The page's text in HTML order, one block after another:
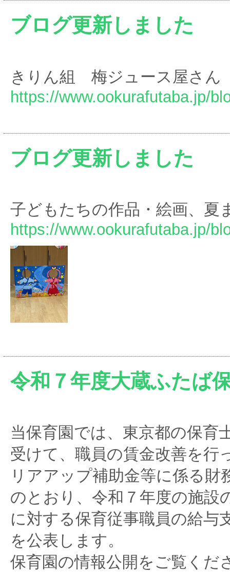
ブログ更新しました
きりん組 梅ジュース屋さん
https://www.ookurafutaba.jp/
ブログ更新しました
子どもたちの作品・絵画、夏
https://www.ookurafutaba.jp/
令和７年度大蔵ふたば
当保育園では、東京都の保育
受けて、職員の賃金改善を行
リアアップ補助金等に係る財
のとおり、令和７年度の施設
に対する保育従事職員の給与
を公表します。
保育園の情報公開をご覧くだ